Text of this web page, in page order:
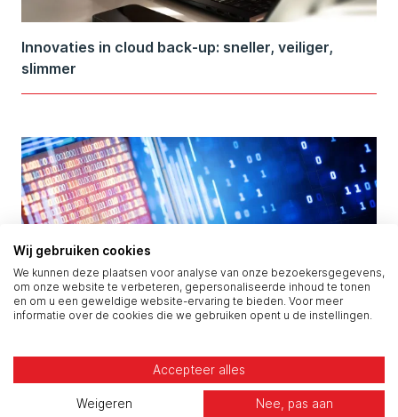
Innovaties in cloud back-up: sneller, veiliger,
slimmer
Wij gebruiken cookies
We kunnen deze plaatsen voor analyse van onze bezoekersgegevens,
om onze website te verbeteren, gepersonaliseerde inhoud te tonen
en om u een geweldige website-ervaring te bieden. Voor meer
informatie over de cookies die we gebruiken opent u de instellingen.
Accepteer alles
Weigeren Nee, pas aan